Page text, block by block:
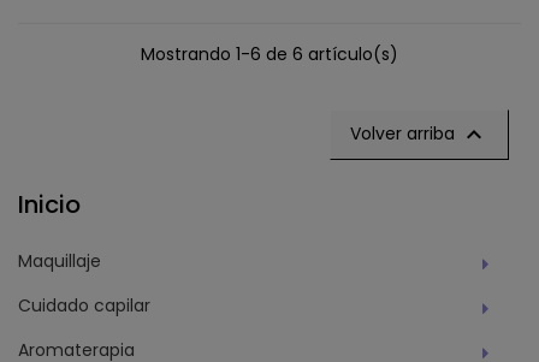
Inicio
Maquillaje
Cuidado capilar
Aromaterapia
Mostrando 1-6 de 6 artículo(s)
Volver arriba 